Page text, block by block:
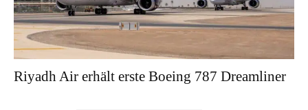
Riyadh Air erhält erste Boeing 787 Dreamliner